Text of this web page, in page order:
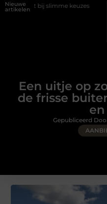
Nieuwe
artikelen
keuzes Waarom kiezen
Een uitje op
de frisse
Gepubliceerd